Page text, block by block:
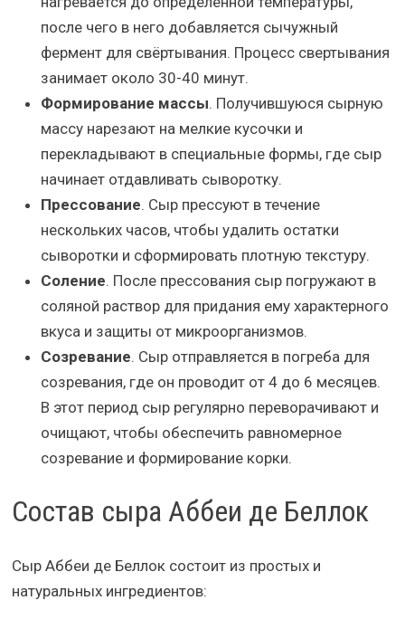
после чего в него добавляется сычужный
фермент для свёртывания. Процесс свертывания
занимает около 30-40 минут.
Формирование массы. Получившуюся сырную
массу нарезают на мелкие кусочки и
перекладывают в специальные формы, где сыр
начинает отдавливать сыворотку.
Прессование. Сыр прессуют в течение
нескольких часов, чтобы удалить остатки
сыворотки и сформировать плотную текстуру.
Соление. После прессования сыр погружают в
соляной раствор для придания ему характерного
вкуса и защиты от микроорганизмов.
Созревание. Сыр отправляется в погреба для
созревания, где он проводит от 4 до 6 месяцев.
В этот период сыр регулярно переворачивают и
очищают, чтобы обеспечить равномерное
созревание и формирование корки.
Состав сыра Аббеи де Беллок
Сыр Аббеи де Беллок состоит из простых и
натуральных ингредиентов: